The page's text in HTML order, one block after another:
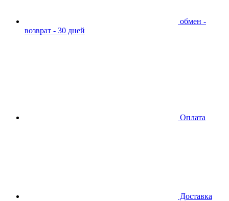
обмен -
возврат - 30 дней
Оплата
Доставка